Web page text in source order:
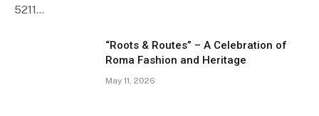
5211…
“Roots & Routes” – A Celebration of
Roma Fashion and Heritage
May 11, 2026